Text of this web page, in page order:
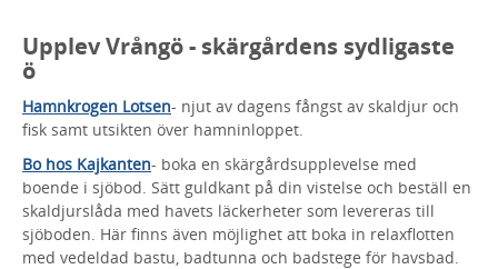
Upplev Vrångö - skärgårdens sydligaste
ö
Hamnkrogen Lotsen- njut av dagens fångst av skaldjur och
fisk samt utsikten över hamninloppet.
Bo hos Kajkanten- boka en skärgårdsupplevelse med
boende i sjöbod. Sätt guldkant på din vistelse och beställ en
skaldjurslåda med havets läckerheter som levereras till
sjöboden. Här finns även möjlighet att boka in relaxflotten
med vedeldad bastu, badtunna och badstege för havsbad.